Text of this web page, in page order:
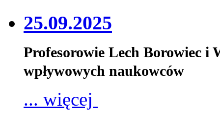
25.09.2025
Profesorowie Lech Borowiec i
wpływowych naukowców
... więcej